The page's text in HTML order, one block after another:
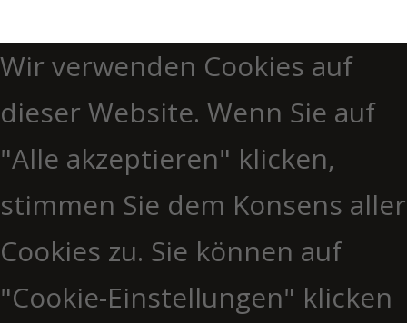
Wir verwenden Cookies auf
dieser Website. Wenn Sie auf
"Alle akzeptieren" klicken,
stimmen Sie dem Konsens aller
Cookies zu. Sie können auf
"Cookie-Einstellungen" klicken